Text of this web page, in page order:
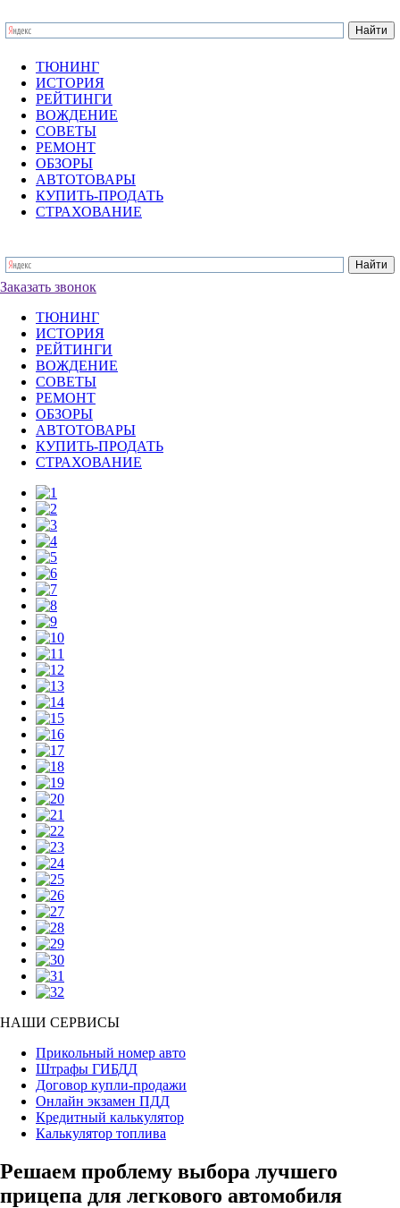
ТЮНИНГ
ИСТОРИЯ
РЕЙТИНГИ
ВОЖДЕНИЕ
СОВЕТЫ
РЕМОНТ
ОБЗОРЫ
АВТОТОВАРЫ
КУПИТЬ-ПРОДАТЬ
СТРАХОВАНИЕ
Заказать звонок
ТЮНИНГ
ИСТОРИЯ
РЕЙТИНГИ
ВОЖДЕНИЕ
СОВЕТЫ
РЕМОНТ
ОБЗОРЫ
АВТОТОВАРЫ
КУПИТЬ-ПРОДАТЬ
СТРАХОВАНИЕ
НАШИ СЕРВИСЫ
Прикольный номер авто
Штрафы ГИБДД
Договор купли-продажи
Онлайн экзамен ПДД
Кредитный калькулятор
Калькулятор топлива
Решаем проблему выбора лучшего
прицепа для легкового автомобиля